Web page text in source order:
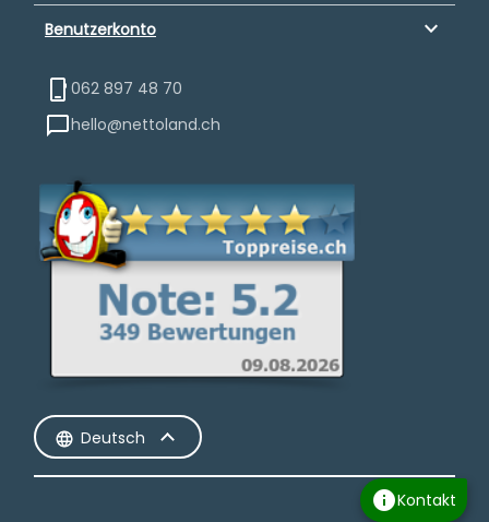
Benutzerkonto keyboard_arrow_down
062 897 48 70
hello@nettoland.ch
Deutsch
infoKontakt